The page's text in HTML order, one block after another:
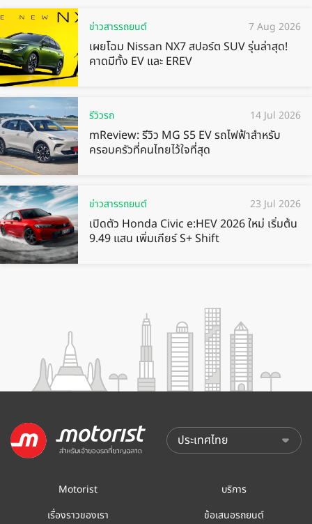
ข่าวสารรถยนต์ 7 Aug 2026
เผยโฉม Nissan NX7 สปอร์ต SUV รุ่นล่าสุด!
คาดมีทั้ง EV และ EREV
รีวิวรถ 14 Jul 2026
mReview: รีวิว MG S5 EV รถไฟฟ้าสำหรับ
ครอบครัวที่คนไทยไว้ใจที่สุด
ข่าวสารรถยนต์ 23 Jul 2026
เปิดตัว Honda Civic e:HEV 2026 ใหม่ เริ่มต้น
9.49 แสน เพิ่มเกียร์ S+ Shift
Motorist
เรื่องราวของเรา
บริการ
ข้อเสนอรถยนต์